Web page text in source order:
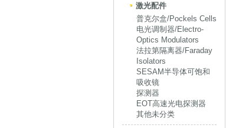
激光配件
普克尔盒/Pockels Cells
电光调制器/Electro-
Optics Modulators
法拉第隔离器/Faraday
Isolators
SESAM半导体可饱和
吸收镜
探测器
EOT高速光电探测器
其他未分类